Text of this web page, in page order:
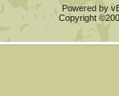
Powered by
Copyright